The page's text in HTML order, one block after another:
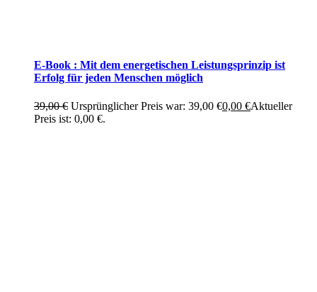
E-Book : Mit dem energetischen Leistungsprinzip ist
Erfolg für jeden Menschen möglich
39,00€ Ursprünglicher Preis war: 39,00 €0,00 €Aktueller
Preis ist: 0,00 €.